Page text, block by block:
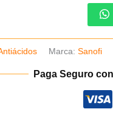
Marca:Sanofi
Paga Seguro